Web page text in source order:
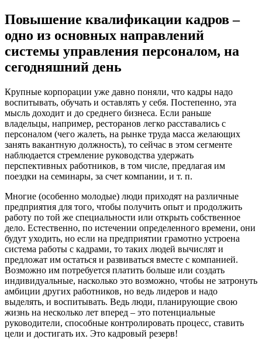
Повышение квалификации кадров –
одно из основных направлений
системы управления персоналом, на
сегодняшний день
Крупные корпорации уже давно поняли, что кадры надо
воспитывать, обучать и оставлять у себя. Постепенно, эта
мысль доходит и до среднего бизнеса. Если раньше
владельцы, например, ресторанов легко расставались с
персоналом (чего жалеть, на рынке труда масса желающих
занять вакантную должность), то сейчас в этом сегменте
наблюдается стремление руководства удержать
перспективных работников, в том числе, предлагая им
поездки на семинары, за счет компании, и т. п.
Многие (особенно молодые) люди приходят на различные
предприятия для того, чтобы получить опыт и продолжить
работу по той же специальности или открыть собственное
дело. Естественно, по истечении определенного времени, они
будут уходить, но если на предприятии грамотно устроена
система работы с кадрами, то таких людей вычислят и
предложат им остаться и развиваться вместе с компанией.
Возможно им потребуется платить больше или создать
индивидуальные, насколько это возможно, чтобы не затронуть
амбиции других работников, но ведь лидеров и надо
выделять, и воспитывать. Ведь люди, планирующие свою
жизнь на несколько лет вперед – это потенциальные
руководители, способные контролировать процесс, ставить
цели и достигать их. Это кадровый резерв!